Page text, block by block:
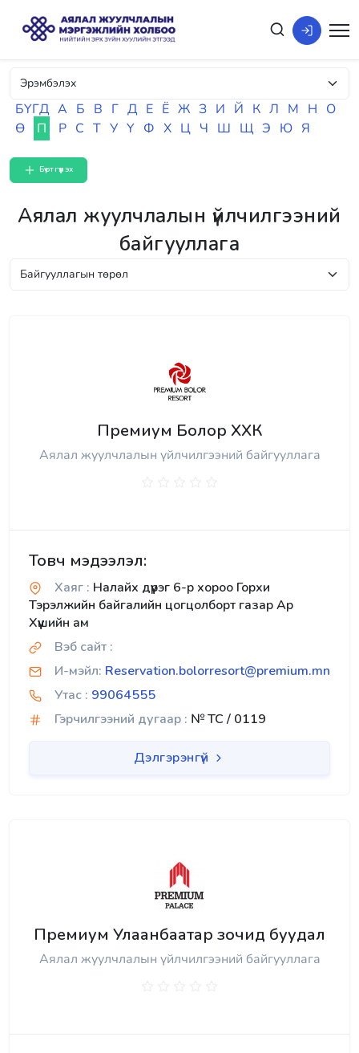
БҮГД А Б В Г Д Е Ё Ж З И Й К Л М Н О
Ө
П Р С Т У Ү Ф Х Ц Ч Ш Щ Э Ю Я
Бүртгүүлэх
Аялал жуулчлалын үйлчилгээний
байгууллага
Премиум Болор ХХК
Аялал жуулчлалын үйлчилгээний байгууллага
Товч мэдээлэл:
Хаяг : Налайх дүүрэг 6-р хороо Горхи
Тэрэлжийн байгалийн цогцолборт газар Ар
Хүүшийн ам
Вэб сайт :
И-мэйл: Reservation.bolorresort@premium.mn
Утас : 99064555
Гэрчилгээний дугаар : № TC / 0119
Дэлгэрэнгүй
Премиум Улаанбаатар зочид буудал
Аялал жуулчлалын үйлчилгээний байгууллага